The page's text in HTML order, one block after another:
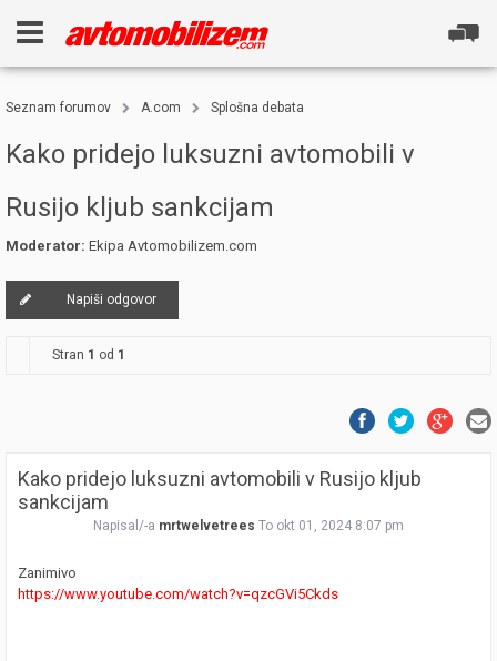
Seznam forumov A.com Splošna debata
Kako pridejo luksuzni avtomobili v
Rusijo kljub sankcijam
Moderator: Ekipa Avtomobilizem.com
Napiši odgovor
Stran 1 od 1
Kako pridejo luksuzni avtomobili v Rusijo kljub
sankcijam
Napisal/-a mrtwelvetrees To okt 01, 2024 8:07 pm
Zanimivo
https://www.youtube.com/watch?v=qzcGVi5Ckds